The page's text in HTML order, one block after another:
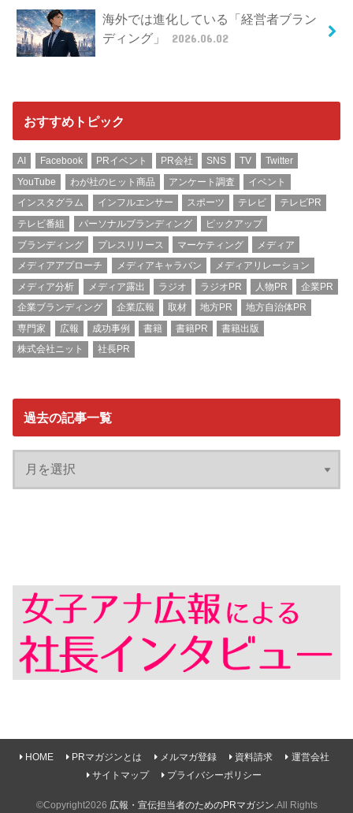
海外では進化している「経営者ブラン
ディング」
2026.06.02
おすすめトピック
AI Facebook PRイベント PR会社 SNS TV
Twitter
YouTube
わが社のヒット商品 アンケート調査
イベント
インスタグラム
インフルエンサー スポーツ テレビ
テレビPR
テレビ番組
パーソナルブランディング
ピックアップ
ブランディング
プレスリリース マーケティング
メディア
メディアアプローチ
メディアキャラバン
メディアリレーション
メディア分析
メディア露出 ラジオ ラジオPR 人物PR
企業PR
企業ブランディング
企業広報 取材 地方PR
地方自治体PR
専門家
広報 成功事例 書籍 書籍PR
書籍出版
株式会社ニット
社長PR
過去の記事一覧
HOME PRマガジンとは メルマガ登録 資料請求
運営会社
サイトマップ
プライバシーポリシー
©Copyright2026 広報・宣伝担当者のためのPRマガジン .All Rights